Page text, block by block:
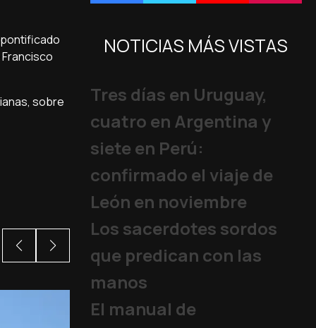
sobre
NOTICIAS MÁS VISTAS
Tres días en Uruguay,
cuatro en Argentina y
siete en Perú:
confirmado el viaje de
León en noviembre
Los sacerdotes sordos
que predican con las
manos
El manual de